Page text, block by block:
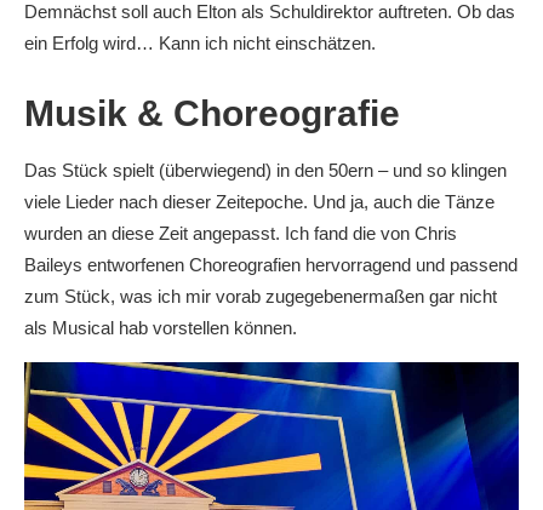
Demnächst soll auch Elton als Schuldirektor auftreten. Ob das
ein Erfolg wird… Kann ich nicht einschätzen.
Musik & Choreografie
Das Stück spielt (überwiegend) in den 50ern – und so klingen
viele Lieder nach dieser Zeitepoche. Und ja, auch die Tänze
wurden an diese Zeit angepasst. Ich fand die von Chris
Baileys entworfenen Choreografien hervorragend und passend
zum Stück, was ich mir vorab zugegebenermaßen gar nicht
als Musical hab vorstellen können.